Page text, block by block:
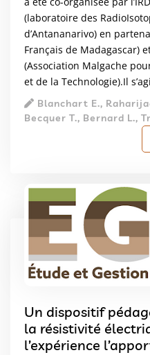
(laboratoire des
d’Antananarivo) en
Français de Madagascar)
(Association Malgache
et de la Technologie).Il
Blanchart E.,
Becquer T., Bernard L.,
Un dispositif
la résistivité
l’expérience